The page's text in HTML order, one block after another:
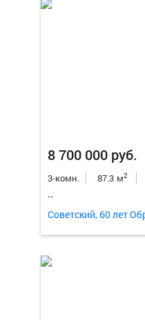
8 700 000 руб.
3-комн. 87.3 м2
..